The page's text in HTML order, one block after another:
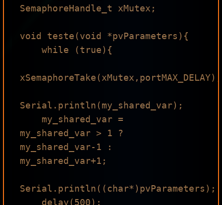
SemaphoreHandle_t xMutex;
void teste(void *pvParameters){
xSemaphoreTake(xMutex,portMAX_DELAY);
Serial.println(my_shared_var);
my_shared_var > 1 ?
my_shared_var-1 :
my_shared_var+1;
Serial.println((char*)pvParameters);